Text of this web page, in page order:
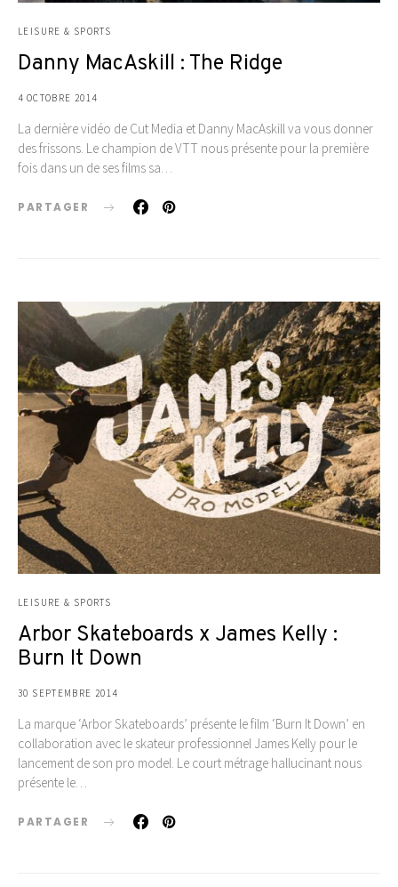
LEISURE & SPORTS
Danny MacAskill : The Ridge
4 OCTOBRE 2014
La dernière vidéo de Cut Media et Danny MacAskill va vous donner
des frissons. Le champion de VTT nous présente pour la première
fois dans un de ses films sa…
PARTAGER
LEISURE & SPORTS
Arbor Skateboards x James Kelly :
Burn It Down
30 SEPTEMBRE 2014
La marque ‘Arbor Skateboards’ présente le film ‘Burn It Down’ en
collaboration avec le skateur professionnel James Kelly pour le
lancement de son pro model. Le court métrage hallucinant nous
présente le…
PARTAGER